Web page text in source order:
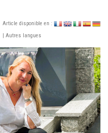
Article disponible en :
| Autres langues